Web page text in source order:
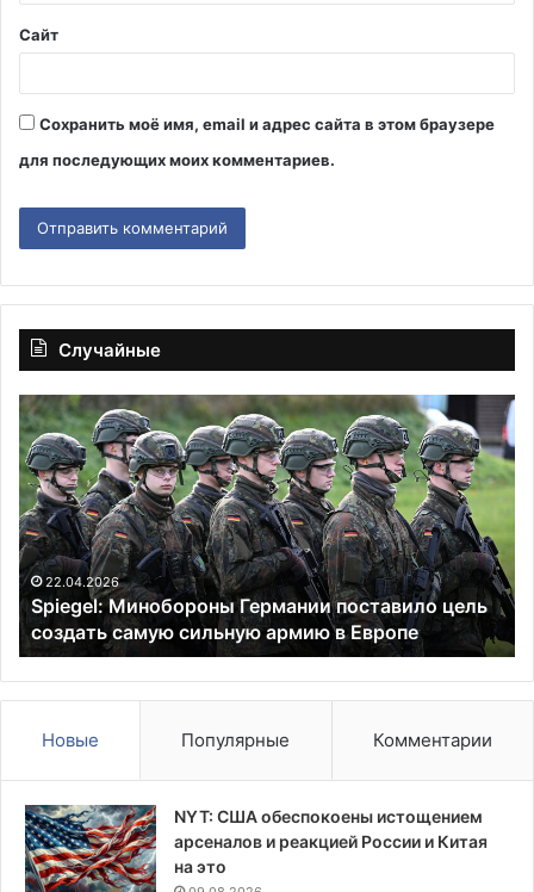
*
Сайт
Сохранить моё имя, email и адрес сайта в этом браузере
для последующих моих комментариев.
Случайные
Spiegel:
Минобороны
Германии
поставило
цель
создать
самую
сильную
армию
Европе
22.04.2026
Spiegel: Минобороны Германии поставило цель
создать самую сильную армию в Европе
о
Новые Популярные Комментарии
NYT: США обеспокоены истощением
арсеналов и реакцией России и Китая
на это